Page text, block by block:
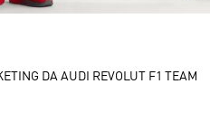
DA AUDI REVOLUT F1 TEAM